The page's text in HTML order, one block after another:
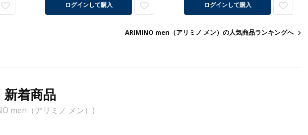
ログインして購入 ログインして購入
ARIMINO men（アリミノ メン）の人気商品ランキングへ
新着商品
men（アリミノ メン）)